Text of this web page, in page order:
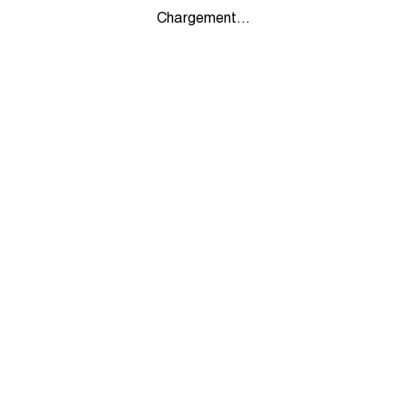
Chargement...